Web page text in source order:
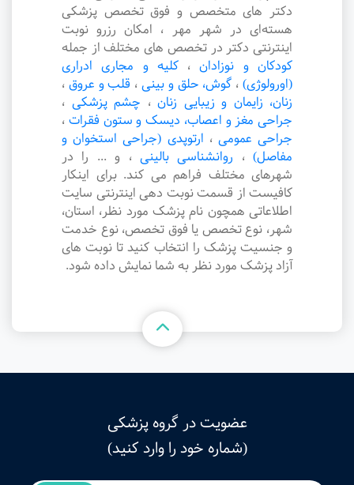
دکتر های متخصص و فوق تخصص پزشکی
هسته‌ای در شهر مهر ، امکان رزرو نوبت
اینترنتی دکتر در تخصص های مختلف از جمله
کودکان و نوزادان ،کلیه و مجاری ادراری
(اورولوژی) ، گوش، حلق و بینی ، قلب و عروق ،
زنان، زایمان و زیبایی زنان ، چشم پزشکی ،
جراحی مغز و اعصاب، دیسک و ستون فقرات ،
جراحی عمومی ، ارتوپدی (جراحی استخوان و
مفاصل) ، روانشناسی بالینی ، و ... را در
شهرهای مختلف فراهم می کند. برای اینکار
کافیست از قسمت نوبت دهی اینترنتی سایت
اطلاعاتی همچون نام پزشک مورد نظر، استان،
شهر، نوع تخصص یا فوق تخصص، نوع خدمت
و جنسیت پزشک را انتخاب کنید تا نوبت های
آزاد پزشک مورد نظر به شما نمایش داده شود.
عضویت در گروه پزشکی
(شماره خود را وارد کنید)